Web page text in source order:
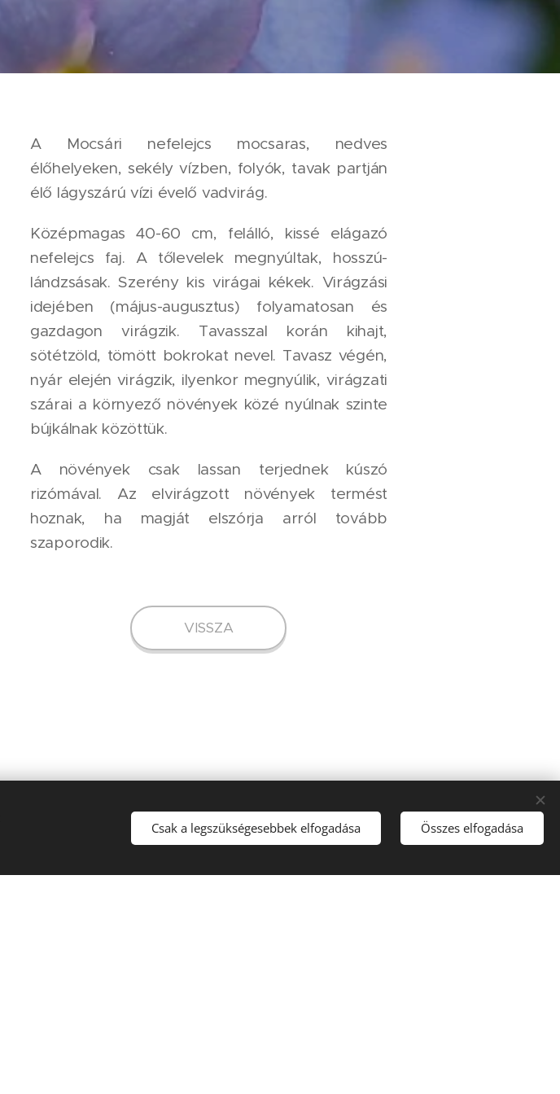
A Mocsári nefelejcs mocsaras, nedves
élőhelyeken, sekély vízben, folyók, tavak partján
élő lágyszárú vízi évelő vadvirág.
Középmagas 40-60 cm, felálló, kissé elágazó
nefelejcs faj. A tőlevelek megnyúltak, hosszú-
lándzsásak. Szerény kis virágai kékek. Virágzási
idejében (május-augusztus) folyamatosan és
gazdagon virágzik. Tavasszal korán kihajt,
sötétzöld, tömött bokrokat nevel. Tavasz végén,
nyár elején virágzik, ilyenkor megnyúlik, virágzati
szárai a környező növények közé nyúlnak szinte
bújkálnak közöttük.
A növények csak lassan terjednek kúszó
rizómával. Az elvirágzott növények termést
hoznak, ha magját elszórja arról tovább
szaporodik.
VISSZA
Csak a legszükségesebbek elfogadása Összes elfogadása